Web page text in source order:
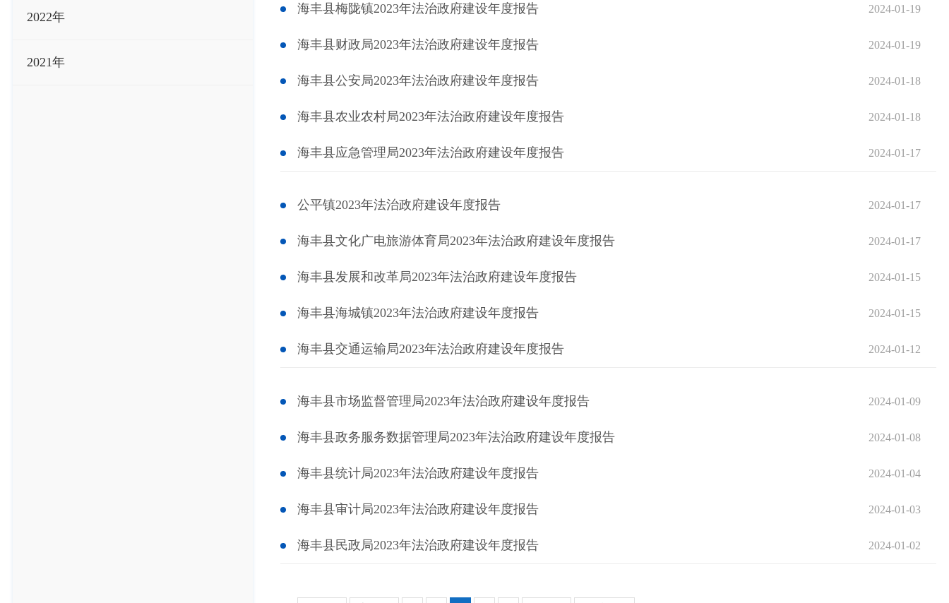
2022年
2021年
海丰县梅陇镇2023年法治政府建设年度报告 2024-01-19
海丰县财政局2023年法治政府建设年度报告 2024-01-19
海丰县公安局2023年法治政府建设年度报告 2024-01-18
海丰县农业农村局2023年法治政府建设年度报告 2024-01-18
海丰县应急管理局2023年法治政府建设年度报告 2024-01-17
公平镇2023年法治政府建设年度报告 2024-01-17
海丰县文化广电旅游体育局2023年法治政府建设年度报告 2024-01-17
海丰县发展和改革局2023年法治政府建设年度报告 2024-01-15
海丰县海城镇2023年法治政府建设年度报告 2024-01-15
海丰县交通运输局2023年法治政府建设年度报告 2024-01-12
海丰县市场监督管理局2023年法治政府建设年度报告 2024-01-09
海丰县政务服务数据管理局2023年法治政府建设年度报告 2024-01-08
海丰县统计局2023年法治政府建设年度报告 2024-01-04
海丰县审计局2023年法治政府建设年度报告 2024-01-03
海丰县民政局2023年法治政府建设年度报告 2024-01-02